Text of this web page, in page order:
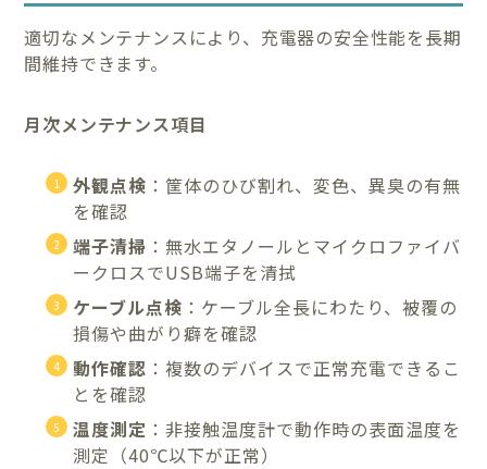
適切なメンテナンスにより、充電器の安全性能を長期
間維持できます。
月次メンテナンス項目
外観点検 ：筐体のひび割れ、変色、異臭の有無
を確認
端子清掃 ：無水エタノールとマイクロファイバ
ークロスでUSB端子を清拭
ケーブル点検 ：ケーブル全長にわたり、被覆の
損傷や曲がり癖を確認
動作確認 ：複数のデバイスで正常充電できるこ
とを確認
温度測定 ：非接触温度計で動作時の表面温度を
測定（40℃以下が正常）